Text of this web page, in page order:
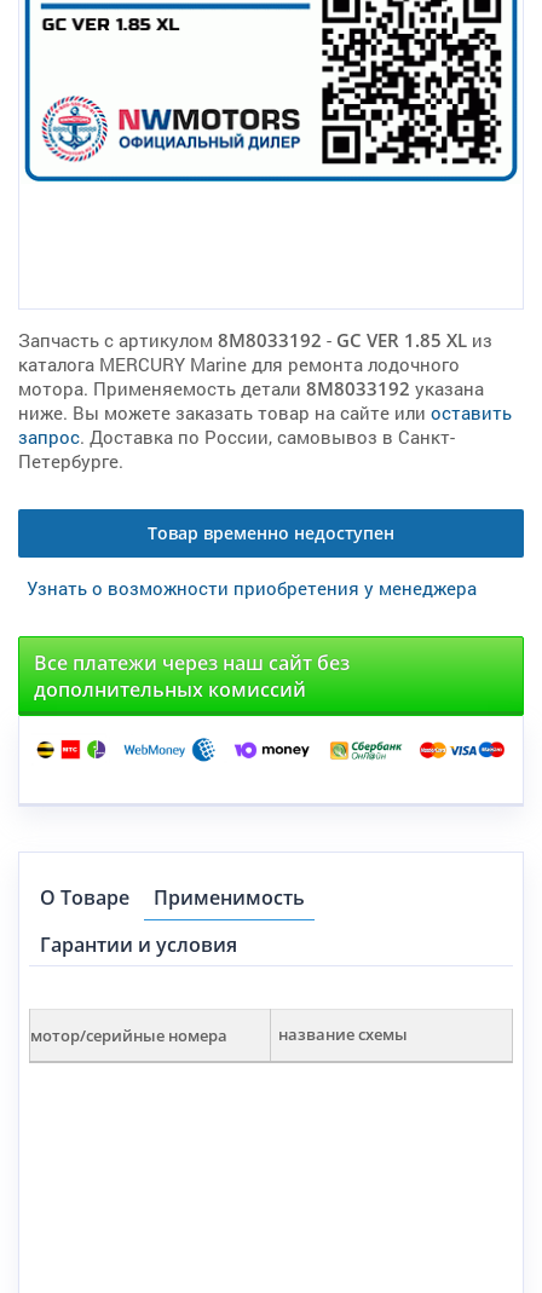
Запчасть с артикулом 8M8033192 - GC VER 1.85 XL из
каталога MERCURY Marine для ремонта лодочного
мотора. Применяемость детали 8M8033192 указана
ниже. Вы можете заказать товар на сайте или оставить
запрос. Доставка по России, самовывоз в Санкт-
Петербурге.
Товар временно недоступен
Узнать о возможности приобретения у менеджера
Все платежи через наш сайт без
дополнительных комиссий
О Товаре
Применимость
Гарантии и условия
мотор/серийные номера название схемы